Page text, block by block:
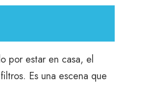
por estar en casa, el
Es una escena que